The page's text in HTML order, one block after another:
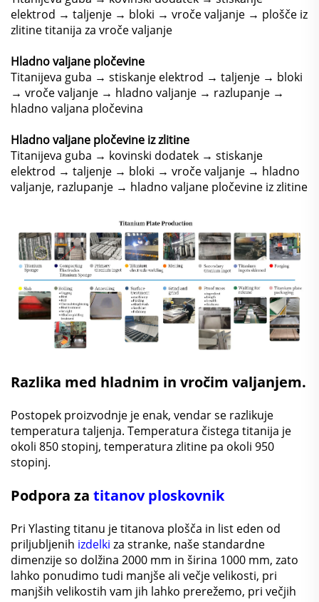
elektrod → taljenje → bloki → vroče valjanje → plošče iz
zlitine titanija za vroče valjanje
Hladno valjane pločevine
Titanijeva guba → stiskanje elektrod → taljenje → bloki
→ vroče valjanje → hladno valjanje → razlupanje →
hladno valjana pločevina
Hladno valjane pločevine iz zlitine
Titanijeva guba → kovinski dodatek → stiskanje
elektrod → taljenje → bloki → vroče valjanje → hladno
valjanje, razlupanje → hladno valjane pločevine iz zlitine
Razlika med hladnim in vročim valjanjem.
Postopek proizvodnje je enak, vendar se razlikuje
temperatura taljenja. Temperatura čistega titanija je
okoli 850 stopinj, temperatura zlitine pa okoli 950
stopinj.
Podpora za titanov ploskovnik
Pri Ylasting titanu je titanova plošča in list eden od
priljubljenih izdelki za stranke, naše standardne
dimenzije so dolžina 2000 mm in širina 1000 mm, zato
lahko ponudimo tudi manjše ali večje velikosti, pri
manjših velikostih vam jih lahko prerežemo, pri večjih